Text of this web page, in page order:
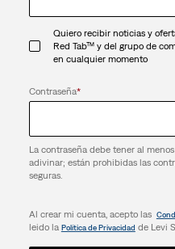
Quiero recibir noticias y
Red Tab™ y del grupo de
en cualquier momento
Contraseña*
La contraseña debe tener al
adivinar; están prohibidas las
seguras.
Al crear mi cuenta, acepto las
leido la Política de Privacidad de Levi